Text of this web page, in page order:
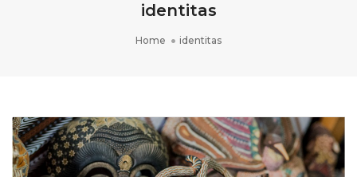
identitas
Home identitas